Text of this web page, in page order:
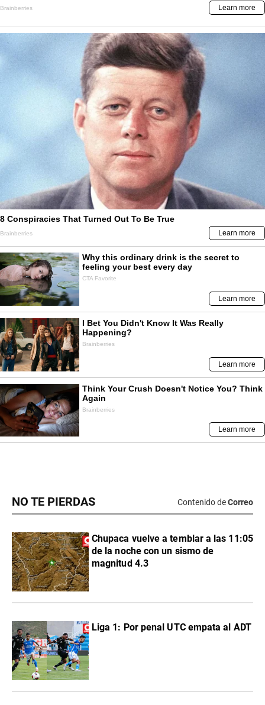
NO TE PIERDAS Contenido deCorreo
Chupaca vuelve a temblar a las 11:05
de la noche con un sismo de
magnitud 4.3
Liga 1: Por penal UTC empata al ADT